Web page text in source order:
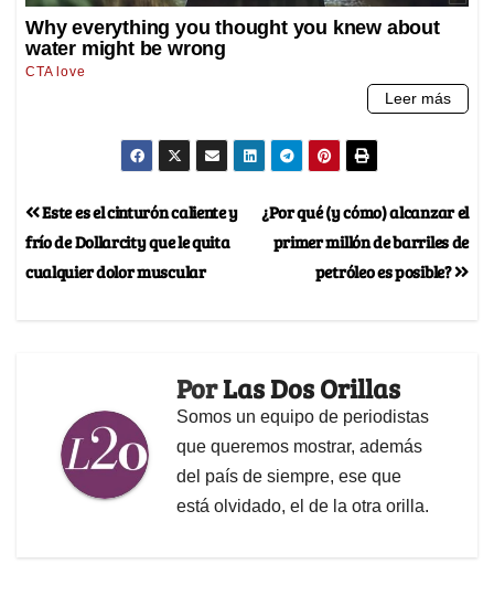
¿Por qué (y cómo) alcanzar el
primer millón de barriles de
petróleo es posible?
Este es el cinturón caliente y
frío de Dollarcity que le quita
cualquier dolor muscular
PorLas Dos Orillas
Somos un equipo de periodistas
que queremos mostrar, además
del país de siempre, ese que
está olvidado, el de la otra orilla.